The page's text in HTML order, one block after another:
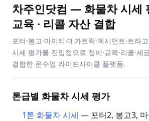
차주인닷컴 — 화물차 시세
교육 · 리콜 자산 결합
포터·봉고·마이티·메가트럭·엑시언트·트라
시세 평가를 진입점으로 정비·교육·리콜·세
결합한 운수업 라이프사이클 플랫폼.
톤급별 화물차 시세 평가
1톤 화물차 시세 — 포터2, 봉고3, 마